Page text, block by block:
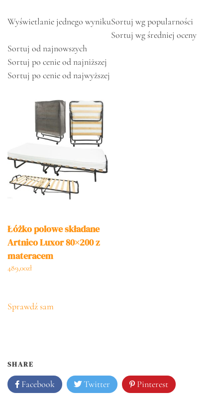
Wyświetlanie jednego wynikuSortuj wg popularności
Sortuj wg średniej oceny
Sortuj od najnowszych
Sortuj po cenie od najniższej
Sortuj po cenie od najwyższej
Łóżko polowe składane
Artnico Luxor 80×200 z
materacem
489,00zł
Sprawdź sam
SHARE
Facebook Twitter Pinterest